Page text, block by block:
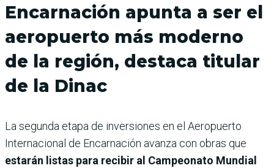
Encarnación apunta a ser el
aeropuerto más moderno
de la región, destaca titular
de la Dinac
La segunda etapa de inversiones en el Aeropuerto
Internacional de Encarnación avanza con obras que
estarán listas para recibir al Campeonato Mundial